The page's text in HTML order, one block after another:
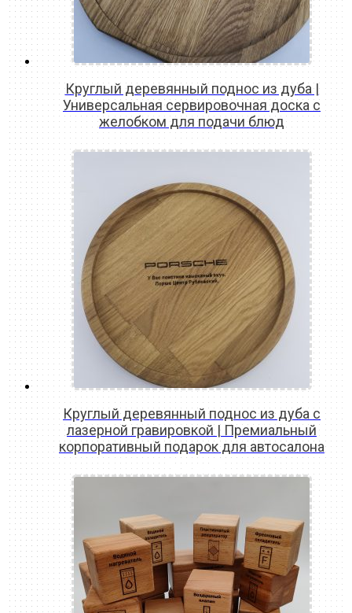
Круглый деревянный поднос из дуба |
Универсальная сервировочная доска с
желобком для подачи блюд
READ MORE
Круглый деревянный поднос из дуба с
лазерной гравировкой | Премиальный
корпоративный подарок для автосалона
READ MORE